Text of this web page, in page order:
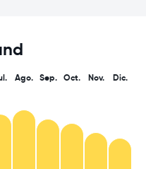
Ago. Sep. Oct. Nov. Dic.